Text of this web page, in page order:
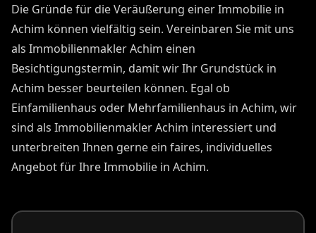
Die Gründe für die Veräußerung einer Immobilie in
Achim können vielfältig sein. Vereinbaren Sie mit uns
als Immobilienmakler Achim einen
Besichtigungstermin, damit wir Ihr Grundstück in
Achim besser beurteilen können. Egal ob
Einfamilienhaus oder Mehrfamilienhaus in Achim, wir
sind als Immobilienmakler Achim interessiert und
unterbreiten Ihnen gerne ein faires, individuelles
Angebot für Ihre Immobilie in Achim.